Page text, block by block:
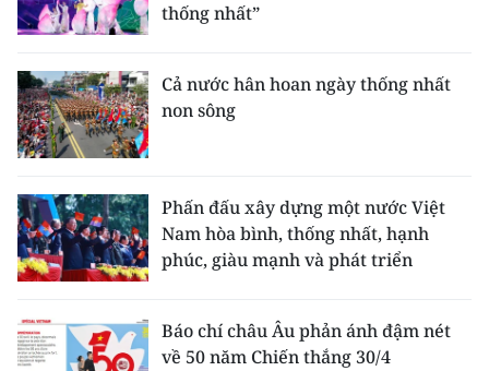
thống nhất”
Cả nước hân hoan ngày thống nhất
non sông
Phấn đấu xây dựng một nước Việt
Nam hòa bình, thống nhất, hạnh
phúc, giàu mạnh và phát triển
Báo chí châu Âu phản ánh đậm nét
về 50 năm Chiến thắng 30/4